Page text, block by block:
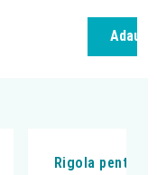
Rigola pentru